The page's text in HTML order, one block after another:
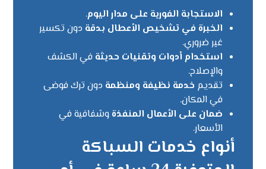
الاستجابة الفورية على مدار اليوم.
الخبرة في تشخيص الأعطال بدقة دون تكسير
غير ضروري.
استخدام أدوات وتقنيات حديثة في الكشف
والإصلاح.
تقديم خدمة نظيفة ومنظمة دون ترك فوضى
في المكان.
ضمان على الأعمال المنفذة وشفافية في
الأسعار.
أنواع خدمات السباكة